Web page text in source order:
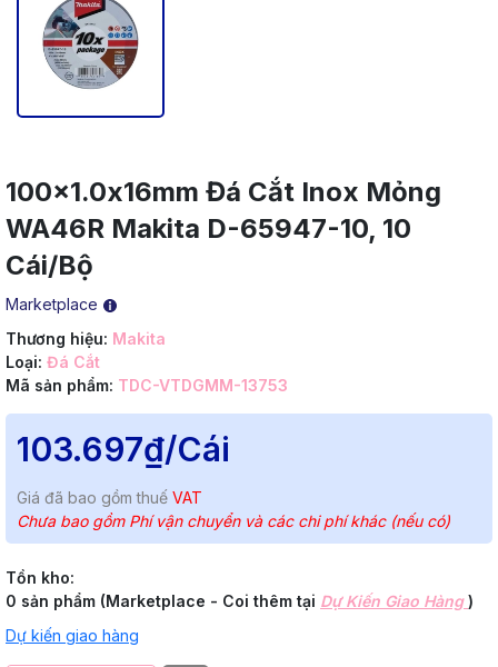
100x1.0x16mm Đá Cắt Inox Mỏng
WA46R Makita D-65947-10, 10
Cái/Bộ
Marketplace
Thương hiệu: Makita
Loại: Đá Cắt
Mã sản phẩm: TDC-VTDGMM-13753
103.697₫/Cái
Giá đã bao gồm thuế VAT
Chưa bao gồm Phí vận chuyển và các chi phí khác (nếu có)
Tồn kho:
0 sản phẩm (Marketplace - Coi thêm tại Dự Kiến Giao Hàng)
Dự kiến giao hàng